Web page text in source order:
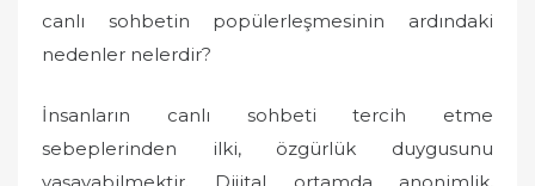
canlı sohbetin popülerleşmesinin ardındaki
nedenler nelerdir?
İnsanların canlı sohbeti tercih etme
sebeplerinden ilki, özgürlük duygusunu
yaşayabilmektir. Dijital ortamda anonimlik,